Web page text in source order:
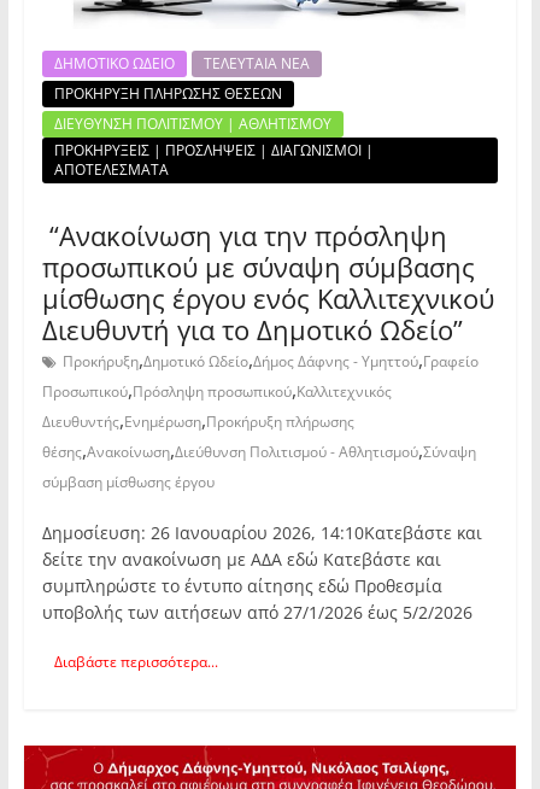
ΔΗΜΟΤΙΚΟ ΩΔΕΙΟ
ΤΕΛΕΥΤΑΙΑ ΝΕΑ
ΠΡΟΚΗΡΥΞΗ ΠΛΗΡΩΣΗΣ ΘΕΣΕΩΝ
ΔΙΕΥΘΥΝΣΗ ΠΟΛΙΤΙΣΜΟΥ | ΑΘΛΗΤΙΣΜΟΥ
ΠΡΟΚΗΡΥΞΕΙΣ | ΠΡΟΣΛΗΨΕΙΣ | ΔΙΑΓΩΝΙΣΜΟΙ |
ΑΠΟΤΕΛΕΣΜΑΤΑ
“Ανακοίνωση για την πρόσληψη
προσωπικού με σύναψη σύμβασης
μίσθωσης έργου ενός Καλλιτεχνικού
Διευθυντή για το Δημοτικό Ωδείο”
Προκήρυξη,Δημοτικό Ωδείο,Δήμος Δάφνης - Υμηττού,Γραφείο
Προσωπικού,Πρόσληψη προσωπικού,Καλλιτεχνικός
Διευθυντής,Ενημέρωση,Προκήρυξη πλήρωσης
θέσης,Ανακοίνωση,Διεύθυνση Πολιτισμού - Αθλητισμού,Σύναψη
σύμβαση μίσθωσης έργου
Δημοσίευση: 26 Ιανουαρίου 2026, 14:10Κατεβάστε και
δείτε την ανακοίνωση με ΑΔΑ εδώ Κατεβάστε και
συμπληρώστε το έντυπο αίτησης εδώ Προθεσμία
υποβολής των αιτήσεων από 27/1/2026 έως 5/2/2026
Διαβάστε περισσότερα...